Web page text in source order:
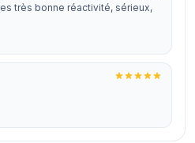
très bonne réactivité, sérieux,